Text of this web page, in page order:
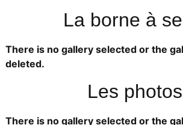
La borne à
There is no gallery selected or the
deleted.
Les photos
There is no gallery selected or the